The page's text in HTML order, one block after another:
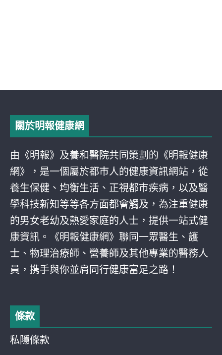
關於明報健康網
由《明報》及養和醫院共同策劃的《明報健康
網》，是一個屬於都巿人的健康資訊網站，從
養生保健、均衡生活、正視都巿疾病，以及醫
學科技新知等等各方面都會觸及，為注重健康
的男女老幼及熱愛家庭的人士，提供一站式健
康資訊。《明報健康網》聯同一眾醫生、護
士、物理治療師、營養師及其他專業的醫務人
員，携手與你並肩同行健康富足之路！
條款
私隱條款